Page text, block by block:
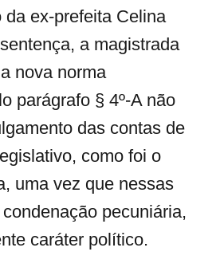
da ex-prefeita Celina
a magistrada
nova norma
parágrafo § 4º-A não
das contas de
como foi o
uma vez que nessas
pecuniária,
caráter político.